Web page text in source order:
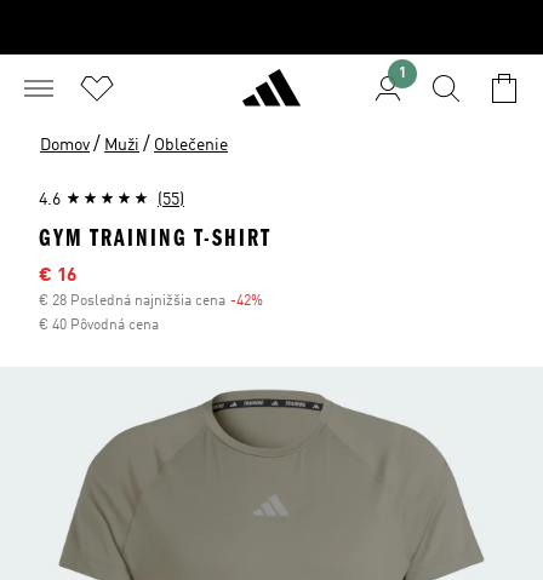
1
Domov / Muži / Oblečenie
4.6 (55)
GYM TRAINING T-SHIRT
Výpredajová cena
€ 16
€ 28 Posledná najnižšia cena -42%
€ 40 Pôvodná cena